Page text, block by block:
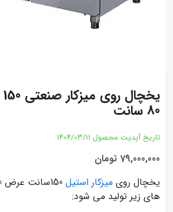
80 سانت
تاریخ آپدیت محصول 1404/03/11
79,000,000 تومان
یخچال روی میزکار استیل
های زیر تولید می شود: